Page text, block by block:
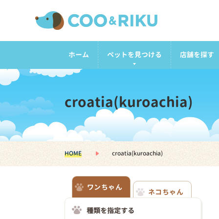
ホーム ペットを見つける 店舗を探す
croatia(kuroachia)
HOME croatia(kuroachia)
ワンちゃん
ネコちゃん
種類を指定する